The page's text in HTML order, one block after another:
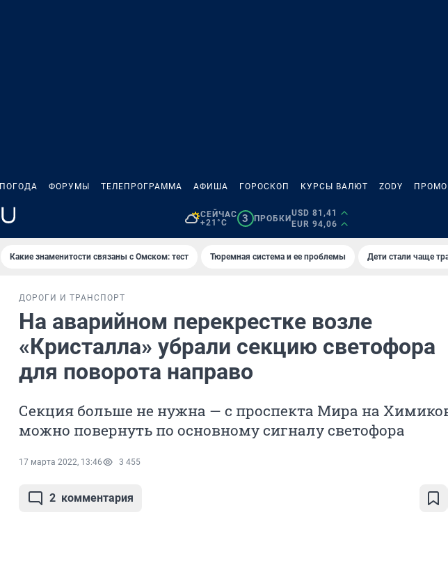
ПОГОДА ФОРУМЫ ТЕЛЕПРОГРАММА АФИША ГОРОСКОП КУРСЫ ВАЛЮТ ZODY
СЕЙЧАС
+21°C
3 ПРОБКИ
USD 81,41
EUR 94,06
Какие знаменитости связаны с Омском: тест Тюремная система и ее проблемы Дети стали чаще
ДОРОГИ И ТРАНСПОРТ
На аварийном перекрестке возле
«Кристалла» убрали секцию светофора
для поворота направо
Секция больше не нужна — с проспекта Мира на
можно повернуть по основному сигналу светофора
17 марта 2022, 13:46 3 455
2 комментария